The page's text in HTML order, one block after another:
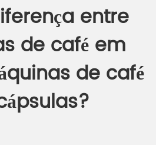
entre
de café em
de café